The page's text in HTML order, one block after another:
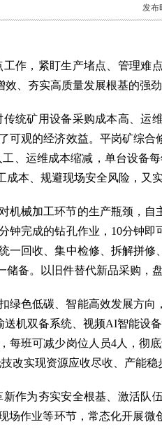
发
作，紧盯生产堵点、管理难
、夯实高质量发展根基的强劲
统矿用设备采购成本高、运
观的经济效益。平岗矿综
、运维成本缩减，单台设备
本、规避现场安全风险，又
械加工环节的生产瓶颈，
完成的钻孔作业，10分钟
回收、集中检修、拆解拼
备。以旧件替代新品采购，
色低碳、智能高效发展方
机双备系统、视频AI智能设
班可减少岗位人员4人，彻
改实现资源应收尽收、产能稳
作为夯实安全根基、激活队
作业等环节，常态化开展